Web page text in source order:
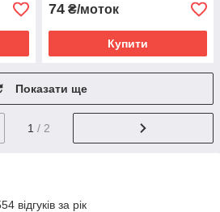
74 ₴/моток
Купити
Показати ще
1 / 2
відгуків за рік